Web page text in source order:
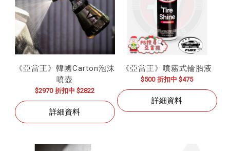
《亞當王》韓國Carton泡沫
噴壺
$2970 折扣中 $2822
詳細資料
《亞當王》噴霧式輪胎液
$500 折扣中 $475
詳細資料